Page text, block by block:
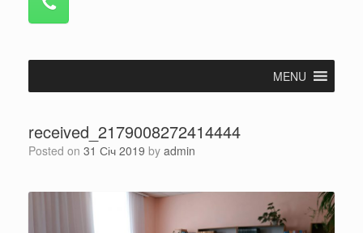
MENU
received_2179008272414444
Posted on 31 Січ 2019 by admin